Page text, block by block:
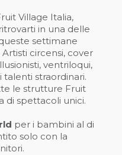
Village Italia,
in una delle
settimane
circensi, cover
ventriloqui,
talenti straordinari.
le strutture Fruit
di spettacoli unici.
per i bambini al di
solo con la